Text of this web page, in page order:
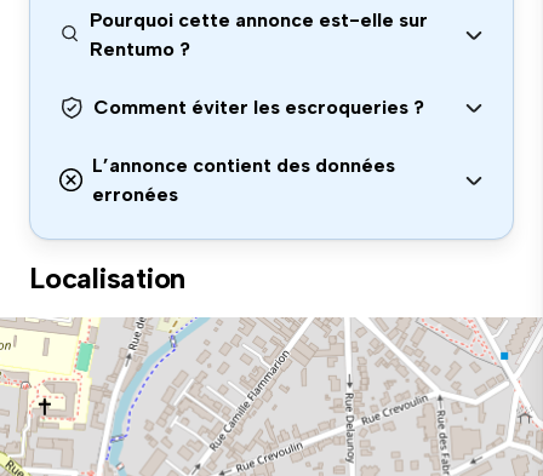
Pourquoi cette annonce est-elle sur
Rentumo ?
Comment éviter les escroqueries ?
L’annonce contient des données
erronées
Localisation